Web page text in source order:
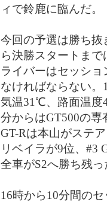
ィで鈴鹿に臨んだ。
今回の予選は勝ち抜
ら決勝スタートま
ライバーはセッシ
なければならない
気温31℃、路面温度
分からはGT500の
GT-Rは本山がステ
リベイラが9位、#3
全車がS2へ勝ち残っ
16時から10分間の